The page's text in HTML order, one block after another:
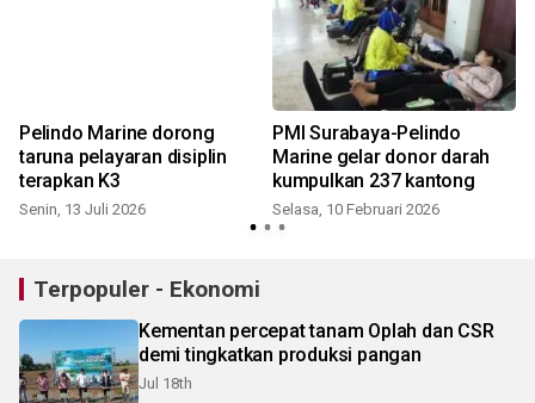
Pelindo Marine dorong
taruna pelayaran disiplin
terapkan K3
Senin, 13 Juli 2026
PMI Surabaya-Pelindo
Marine gelar donor darah
kumpulkan 237 kantong
Selasa, 10 Februari 2026
Terpopuler - Ekonomi
Kementan percepat tanam Oplah dan CSR
demi tingkatkan produksi pangan
Jul 18th